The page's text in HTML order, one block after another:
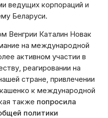
ведущих корпораций и
Беларуси.
Венгрии Каталин Новак
на международной
активном участии в
реагировании на
стране, привлечении
к международной
также попросила
политики